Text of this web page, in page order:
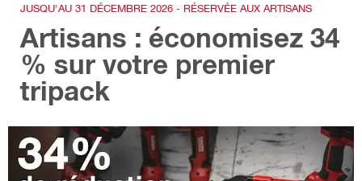
JUSQU'AU 31 DÉCEMBRE 2026 - RÉSERVÉE AUX ARTISANS
Artisans : économisez 34
% sur votre premier
tripack